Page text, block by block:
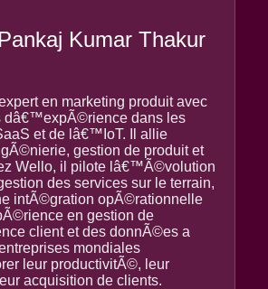
Pankaj Kumar Thakur
en marketing produit avec
dâ€™expÃ©rience dans les
et de lâ€™IoT. Il allie
gestion de produit et
Wello, il pilote lâ€™Ã©volution
des services sur le terrain,
intÃ©gration opÃ©rationnelle
en gestion de
client et des donnÃ©es a
mondiales
leur productivitÃ©, leur
acquisition de clients.